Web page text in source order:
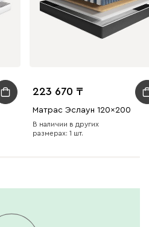
223 670
Матрас Эслаун 120x200
В наличии в других
размерах: 1 шт.